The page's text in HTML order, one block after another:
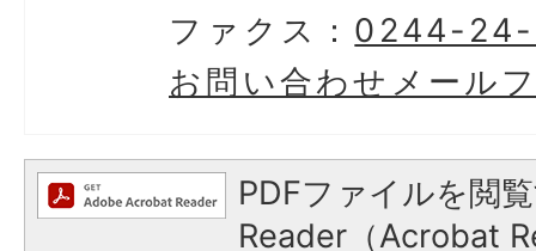
ファクス： 0244-
お問い合わせメール
PDFファイルを閲
Reader（Acrobat